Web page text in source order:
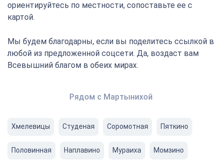
ориентируйтесь по местности, сопоставьте ее с
картой.
Мы будем благодарны, если вы поделитесь ссылкой в
любой из предложенной соцсети. Да, воздаст вам
Всевышний благом в обеих мирах.
Рядом с Мартынихой
Хмелевицы Студеная Соромотная Пяткино
Половинная Наплавино Мураиха Момзино